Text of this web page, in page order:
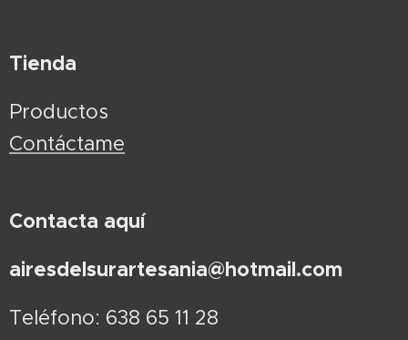
Tienda
Productos
Contáctame
Contacta aquí
airesdelsurartesania@hotmail.com
Teléfono: 638 65 11 28